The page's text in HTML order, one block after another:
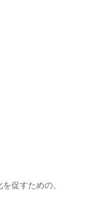
促すための、